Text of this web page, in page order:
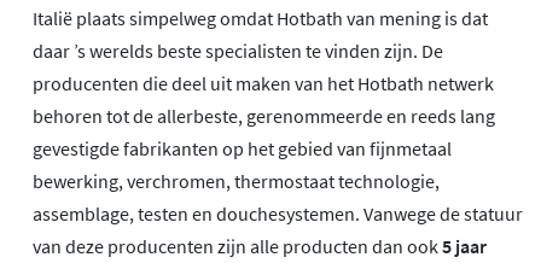
Italië plaats simpelweg omdat Hotbath van mening is dat
daar ’s werelds beste specialisten te vinden zijn. De
producenten die deel uit maken van het Hotbath netwerk
behoren tot de allerbeste, gerenommeerde en reeds lang
gevestigde fabrikanten op het gebied van fijnmetaal
bewerking, verchromen, thermostaat technologie,
assemblage, testen en douchesystemen. Vanwege de statuur
van deze producenten zijn alle producten dan ook5 jaar